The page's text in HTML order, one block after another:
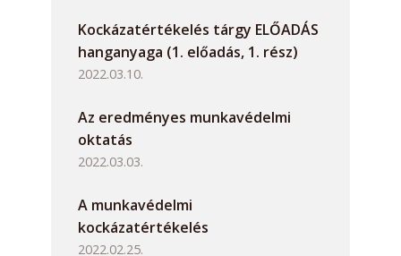
Kockázatértékelés tárgy ELŐADÁS
hanganyaga (1. előadás, 1. rész)
2022.03.10.
Az eredményes munkavédelmi
oktatás
2022.03.03.
A munkavédelmi
kockázatértékelés
2022.02.25.